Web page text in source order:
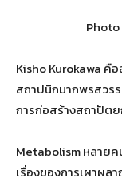
Kisho Kurokawa คื
สถาปนิกมากพรสวร
การก่อสร้างสถาปัต
Metabolism หลายค
เรื่องของการเผาผล